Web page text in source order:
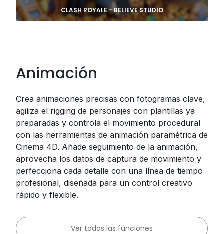
CLASH ROYALE - BELIEVE STUDIO
Animación
Crea animaciones precisas con fotogramas clave,
agiliza el rigging de personajes con plantillas ya
preparadas y controla el movimiento procedural
con las herramientas de animación paramétrica de
Cinema 4D. Añade seguimiento de la animación,
aprovecha los datos de captura de movimiento y
perfecciona cada detalle con una línea de tiempo
profesional, diseñada para un control creativo
rápido y flexible.
Ver todas las funciones